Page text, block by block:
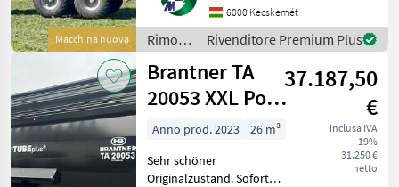
Macchina nuova
AGRO! Vásároljon
közvetlenül az importőrtől,
a régió legnagyobb PA
6000 Kecskemét
Rimorchi
/
Sonstige
Rivenditore Premium Plus
Brantner TA
20053 XXL Power
Push+
37.187,50
€
inclusa IVA
19%
31.250 €
netto
Anno prod. 2023
26 m³
Sehr schöner
Originalzustand. Sofort